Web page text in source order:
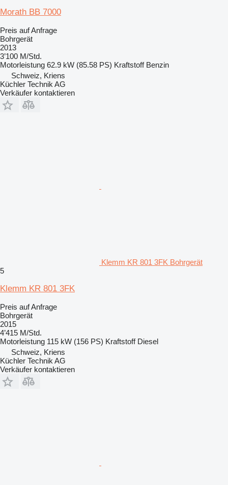
Morath BB 7000
Preis auf Anfrage
Bohrgerät
2013
3’100 M/Std.
Motorleistung 62.9 kW (85.58 PS) Kraftstoff Benzin
Schweiz, Kriens
Küchler Technik AG
Verkäufer kontaktieren
Klemm KR 801 3FK Bohrgerät
5
Klemm KR 801 3FK
Preis auf Anfrage
Bohrgerät
2015
4’415 M/Std.
Motorleistung 115 kW (156 PS) Kraftstoff Diesel
Schweiz, Kriens
Küchler Technik AG
Verkäufer kontaktieren